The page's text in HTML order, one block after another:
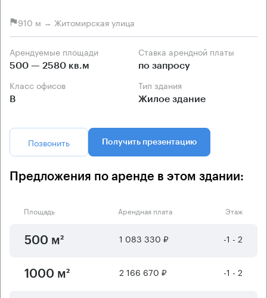
910 м → Житомирская улица
Арендуемые площади
500 — 2580 кв.м
Ставка арендной платы
по запросу
Класс офисов
B
Тип здания
Жилое здание
Позвонить Получить презентацию
Предложения по аренде в этом здании:
Площадь Арендная плата Этаж
500 м² 1 083 330 ₽ -1 - 2
1000 м² 2 166 670 ₽ -1 - 2